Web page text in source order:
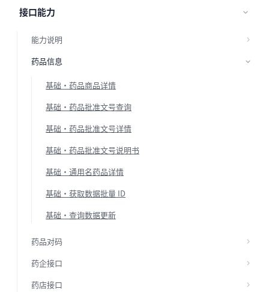
接口能力
能力说明
药品信息
基础·药品商品详情
基础·药品批准文号查询
基础·药品批准文号详情
基础·药品批准文号说明书
基础·通用名药品详情
基础·获取数据批量 ID
基础·查询数据更新
药品对码
药企接口
药店接口